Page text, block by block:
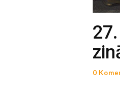
0